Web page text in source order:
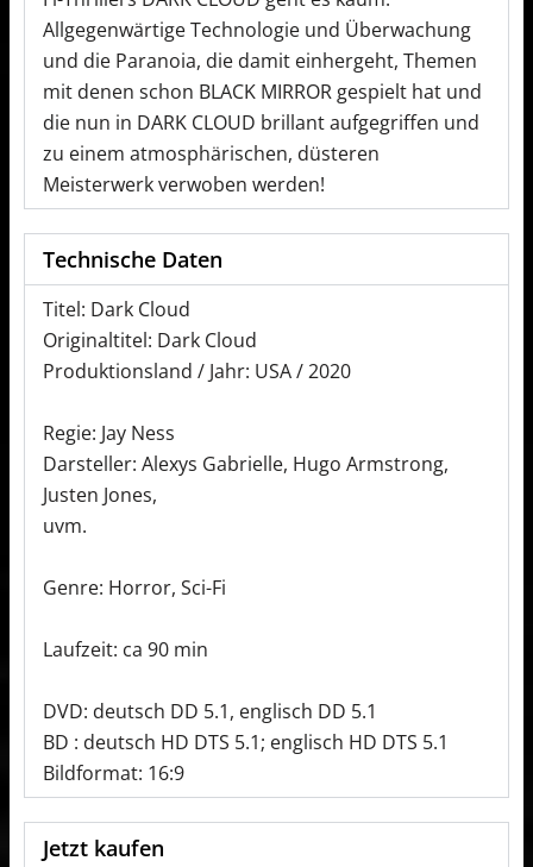
Allgegenwärtige Technologie und Überwachung
und die Paranoia, die damit einhergeht, Themen
mit denen schon BLACK MIRROR gespielt hat und
die nun in DARK CLOUD brillant aufgegriffen und
zu einem atmosphärischen, düsteren
Meisterwerk verwoben werden!
Technische Daten
Titel: Dark Cloud
Originaltitel: Dark Cloud
Produktionsland / Jahr: USA / 2020
Regie: Jay Ness
Darsteller: Alexys Gabrielle, Hugo Armstrong,
Justen Jones,
uvm.
Genre: Horror, Sci-Fi
Laufzeit: ca 90 min
DVD: deutsch DD 5.1, englisch DD 5.1
BD : deutsch HD DTS 5.1; englisch HD DTS 5.1
Bildformat: 16:9
Jetzt kaufen